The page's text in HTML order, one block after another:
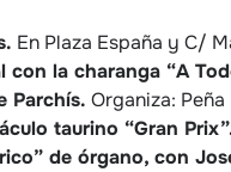
En Plaza España y C/
con la charanga “A
Parchís. Organiza:
taurino “Gran
de órgano, con